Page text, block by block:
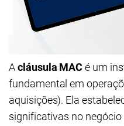
Acláusula MAC é um
fundamental em
aquisições). Ela
significativas no